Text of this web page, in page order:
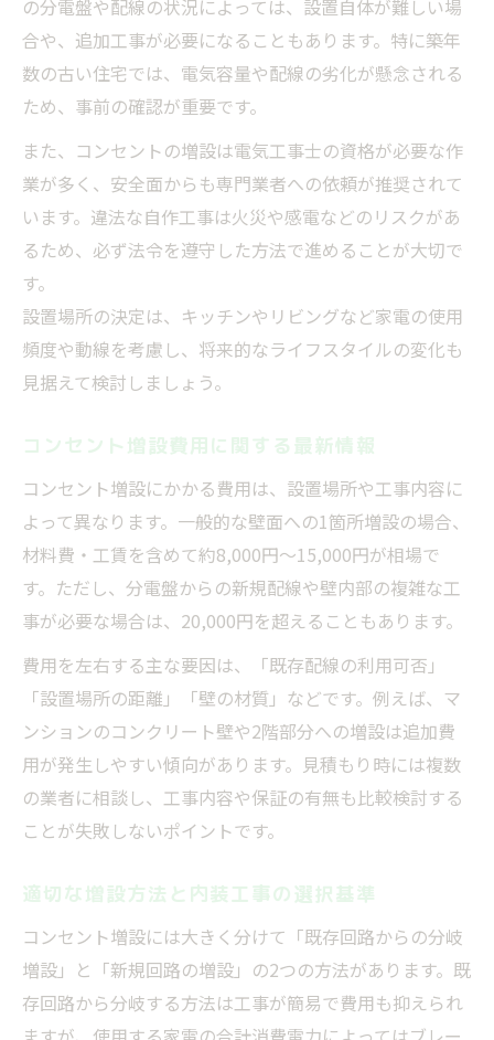
の分電盤や配線の状況によっては、設置自体が難しい場
合や、追加工事が必要になることもあります。特に築年
数の古い住宅では、電気容量や配線の劣化が懸念される
ため、事前の確認が重要です。
また、コンセントの増設は電気工事士の資格が必要な作
業が多く、安全面からも専門業者への依頼が推奨されて
います。違法な自作工事は火災や感電などのリスクがあ
るため、必ず法令を遵守した方法で進めることが大切で
す。
設置場所の決定は、キッチンやリビングなど家電の使用
頻度や動線を考慮し、将来的なライフスタイルの変化も
見据えて検討しましょう。
コンセント増設費用に関する最新情報
コンセント増設にかかる費用は、設置場所や工事内容に
よって異なります。一般的な壁面への1箇所増設の場合、
材料費・工賃を含めて約8,000円〜15,000円が相場で
す。ただし、分電盤からの新規配線や壁内部の複雑な工
事が必要な場合は、20,000円を超えることもあります。
費用を左右する主な要因は、「既存配線の利用可否」
「設置場所の距離」「壁の材質」などです。例えば、マ
ンションのコンクリート壁や2階部分への増設は追加費
用が発生しやすい傾向があります。見積もり時には複数
の業者に相談し、工事内容や保証の有無も比較検討する
ことが失敗しないポイントです。
適切な増設方法と内装工事の選択基準
コンセント増設には大きく分けて「既存回路からの分岐
増設」と「新規回路の増設」の2つの方法があります。既
存回路から分岐する方法は工事が簡易で費用も抑えられ